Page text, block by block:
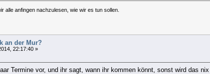
alle anfingen nachzulesen, wie wir es tun sollen.
an der Mur?
22:17:40 »
Termine vor, und ihr sagt, wann ihr kommen könnt, sonst wird das nix